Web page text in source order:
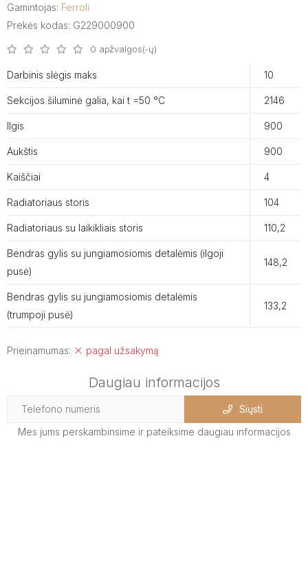
Gamintojas: Ferroli
Prekės kodas: G229000900
0 apžvalgos(-ų)
Darbinis slėgis maks 10
Sekcijos šiluminė galia, kai t =50 °C 2146
Ilgis 900
Aukštis 900
Kaiščiai 4
Radiatoriaus storis 104
Radiatoriaus su laikikliais storis 110,2
Bendras gylis su jungiamosiomis detalėmis (ilgoji
pusė)
148,2
Bendras gylis su jungiamosiomis detalėmis
(trumpoji pusė)
133,2
Prieinamumas: pagal užsakymą
Daugiau informacijos
Siųsti
Mes jums perskambinsime ir pateiksime daugiau informacijos